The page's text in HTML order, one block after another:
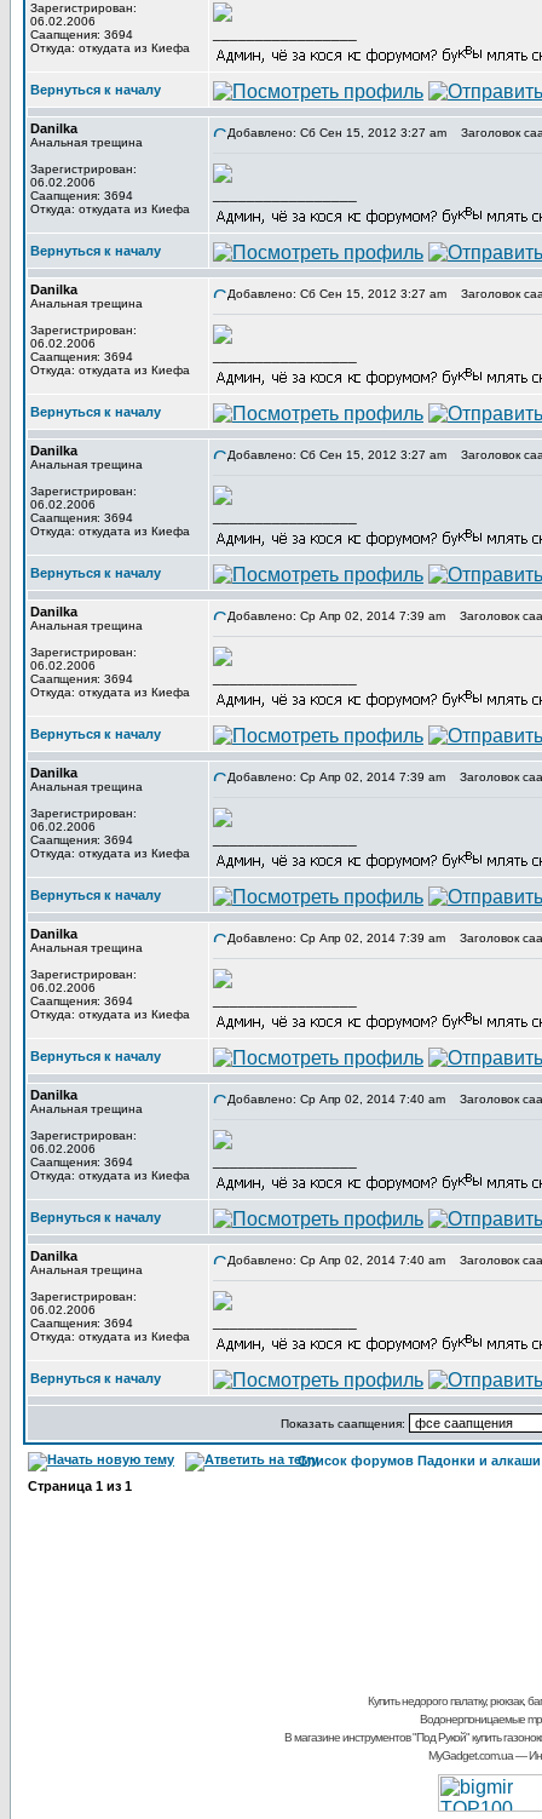
Зарегистрирован:
06.02.2006
Саапщения: 3694
Откуда: откудата из Киефа
Вернуться к началу
Danilka
Анальная трещина
Зарегистрирован:
06.02.2006
Саапщения: 3694
Откуда: откудата из Киефа
Добавлено: Сб Сен 15, 2012 3:27 am Заголовок
Вернуться к началу
Danilka
Анальная трещина
Зарегистрирован:
06.02.2006
Саапщения: 3694
Откуда: откудата из Киефа
Добавлено: Сб Сен 15, 2012 3:27 am Заголовок
Вернуться к началу
Danilka
Анальная трещина
Зарегистрирован:
06.02.2006
Саапщения: 3694
Откуда: откудата из Киефа
Добавлено: Сб Сен 15, 2012 3:27 am Заголовок
Вернуться к началу
Danilka
Анальная трещина
Зарегистрирован:
06.02.2006
Саапщения: 3694
Откуда: откудата из Киефа
Добавлено: Ср Апр 02, 2014 7:39 am Заголовок
Вернуться к началу
Danilka
Анальная трещина
Зарегистрирован:
06.02.2006
Саапщения: 3694
Откуда: откудата из Киефа
Добавлено: Ср Апр 02, 2014 7:39 am Заголовок
Вернуться к началу
Danilka
Анальная трещина
Зарегистрирован:
06.02.2006
Саапщения: 3694
Откуда: откудата из Киефа
Добавлено: Ср Апр 02, 2014 7:39 am Заголовок
Вернуться к началу
Danilka
Анальная трещина
Зарегистрирован:
06.02.2006
Саапщения: 3694
Откуда: откудата из Киефа
Добавлено: Ср Апр 02, 2014 7:40 am Заголовок
Вернуться к началу
Danilka
Анальная трещина
Зарегистрирован:
06.02.2006
Саапщения: 3694
Откуда: откудата из Киефа
Добавлено: Ср Апр 02, 2014 7:40 am Заголовок
Вернуться к началу
Показать саапщения:
Список форумов Падонки и алкаши
Страница 1 из 1
Купить недорого палатку, рюкзак,
Водонерпоницаемые
В магазине инструментов "Под Рукой"купить
MyGadget.com.ua—